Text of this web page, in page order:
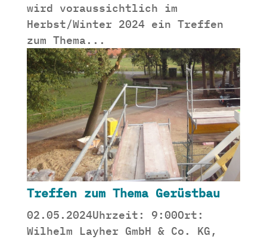
wird voraussichtlich im
Herbst/Winter 2024 ein Treffen
zum Thema...
Treffen zum Thema Gerüstbau
02.05.2024Uhrzeit: 9:00Ort:
Wilhelm Layher GmbH & Co. KG,